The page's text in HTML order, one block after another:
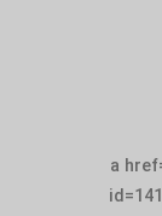
<a